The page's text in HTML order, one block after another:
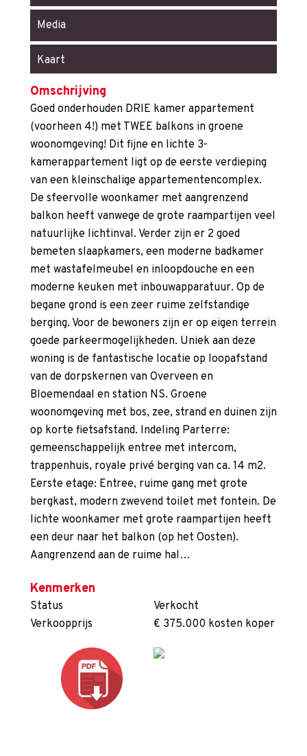
Media
Kaart
Omschrijving
Goed onderhouden DRIE kamer appartement
(voorheen 4!) met TWEE balkons in groene
woonomgeving! Dit fijne en lichte 3-
kamerappartement ligt op de eerste verdieping
van een kleinschalige appartementencomplex.
De sfeervolle woonkamer met aangrenzend
balkon heeft vanwege de grote raampartijen veel
natuurlijke lichtinval. Verder zijn er 2 goed
bemeten slaapkamers, een moderne badkamer
met wastafelmeubel en inloopdouche en een
moderne keuken met inbouwapparatuur. Op de
begane grond is een zeer ruime zelfstandige
berging. Voor de bewoners zijn er op eigen terrein
goede parkeermogelijkheden. Uniek aan deze
woning is de fantastische locatie op loopafstand
van de dorpskernen van Overveen en
Bloemendaal en station NS. Groene
woonomgeving met bos, zee, strand en duinen zijn
op korte fietsafstand. Indeling Parterre:
gemeenschappelijk entree met intercom,
trappenhuis, royale privé berging van ca. 14 m2.
Eerste etage: Entree, ruime gang met grote
bergkast, modern zwevend toilet met fontein. De
lichte woonkamer met grote raampartijen heeft
een deur naar het balkon (op het Oosten).
Aangrenzend aan de ruime hal…
Kenmerken
Status
Verkocht
Verkoopprijs
€ 375.000 kosten koper